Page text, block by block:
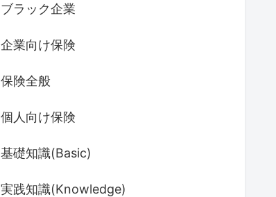
ブラック企業
企業向け保険
保険全般
個人向け保険
基礎知識(Basic)
実践知識(Knowledge)